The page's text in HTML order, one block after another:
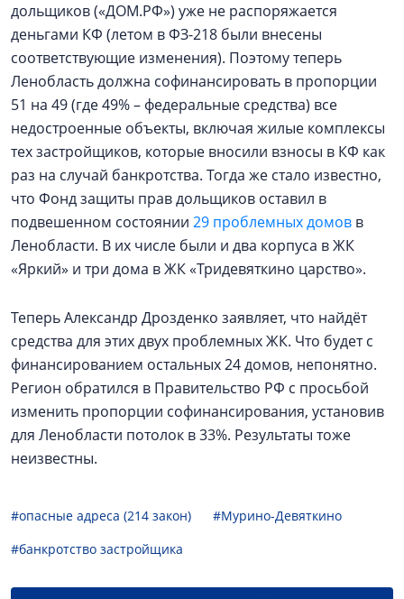
дольщиков («ДОМ.РФ») уже не распоряжается
деньгами КФ (летом в ФЗ-218 были внесены
соответствующие изменения). Поэтому теперь
Ленобласть должна софинансировать в пропорции
51 на 49 (где 49% – федеральные средства) все
недостроенные объекты, включая жилые комплексы
тех застройщиков, которые вносили взносы в КФ как
раз на случай банкротства. Тогда же стало известно,
что Фонд защиты прав дольщиков оставил в
подвешенном состоянии 29 проблемных домов в
Ленобласти. В их числе были и два корпуса в ЖК
«Яркий» и три дома в ЖК «Тридевяткино царство».
Теперь Александр Дрозденко заявляет, что найдёт
средства для этих двух проблемных ЖК. Что будет с
финансированием остальных 24 домов, непонятно.
Регион обратился в Правительство РФ с просьбой
изменить пропорции софинансирования, установив
для Ленобласти потолок в 33%. Результаты тоже
неизвестны.
#опасные адреса (214 закон)
#Мурино-Девяткино
#банкротство застройщика